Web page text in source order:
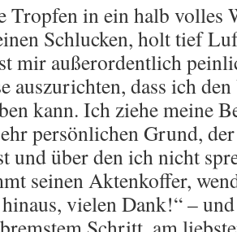
Tropfen in ein halb volles
Schlucken, holt tief
mir außerordentlich
auszurichten, dass ich
kann. Ich ziehe meine
persönlichen Grund,
und über den ich nicht
seinen Aktenkoffer,
vielen Dank!“ –